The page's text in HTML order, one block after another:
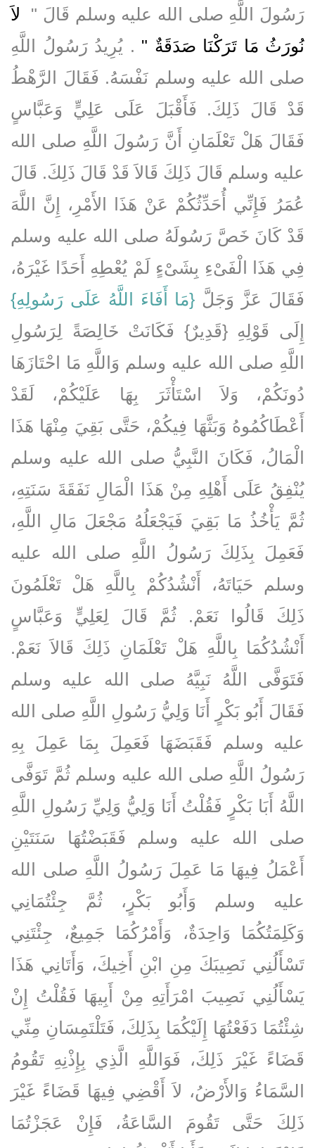
رَسُولَ اللَّهِ صلى الله عليه وسلم قَالَ ‏"
‏ لاَ
نُورَثُ مَا تَرَكْنَا صَدَقَةٌ ‏" ‏‏.‏ يُرِيدُ رَسُولُ اللَّهِ
صلى الله عليه وسلم نَفْسَهُ‏.‏ فَقَالَ الرَّهْطُ
قَدْ قَالَ ذَلِكَ‏.‏ فَأَقْبَلَ عَلَى عَلِيٍّ وَعَبَّاسٍ
فَقَالَ هَلْ تَعْلَمَانِ أَنَّ رَسُولَ اللَّهِ صلى الله
عليه وسلم قَالَ ذَلِكَ قَالاَ قَدْ قَالَ ذَلِكَ‏.‏ قَالَ
عُمَرُ فَإِنِّي أُحَدِّثُكُمْ عَنْ هَذَا الأَمْرِ، إِنَّ اللَّهَ
قَدْ كَانَ خَصَّ رَسُولَهُ صلى الله عليه وسلم
فِي هَذَا الْفَىْءِ بِشَىْءٍ لَمْ يُعْطِهِ أَحَدًا غَيْرَهُ،
فَقَالَ عَزَّ وَجَلَّ ‏‏ {‏مَا أَفَاءَ اللَّهُ عَلَى رَسُولِهِ‏}
إِلَى قَوْلِهِ ‏{‏قَدِيرٌ‏}‏ فَكَانَتْ خَالِصَةً لِرَسُولِ
اللَّهِ صلى الله عليه وسلم وَاللَّهِ مَا احْتَازَهَا
دُونَكُمْ، وَلاَ اسْتَأْثَرَ بِهَا عَلَيْكُمْ، لَقَدْ
أَعْطَاكُمُوهُ وَبَثَّهَا فِيكُمْ، حَتَّى بَقِيَ مِنْهَا هَذَا
الْمَالُ، فَكَانَ النَّبِيُّ صلى الله عليه وسلم
يُنْفِقُ عَلَى أَهْلِهِ مِنْ هَذَا الْمَالِ نَفَقَةَ سَنَتِهِ،
ثُمَّ يَأْخُذُ مَا بَقِيَ فَيَجْعَلُهُ مَجْعَلَ مَالِ اللَّهِ،
فَعَمِلَ بِذَلِكَ رَسُولُ اللَّهِ صلى الله عليه
وسلم حَيَاتَهُ، أَنْشُدُكُمْ بِاللَّهِ هَلْ تَعْلَمُونَ
ذَلِكَ قَالُوا نَعَمْ‏.‏ ثُمَّ قَالَ لِعَلِيٍّ وَعَبَّاسٍ
أَنْشُدُكُمَا بِاللَّهِ هَلْ تَعْلَمَانِ ذَلِكَ قَالاَ نَعَمْ‏.‏
فَتَوَفَّى اللَّهُ نَبِيَّهُ صلى الله عليه وسلم
فَقَالَ أَبُو بَكْرٍ أَنَا وَلِيُّ رَسُولِ اللَّهِ صلى الله
عليه وسلم فَقَبَضَهَا فَعَمِلَ بِمَا عَمِلَ بِهِ
رَسُولُ اللَّهِ صلى الله عليه وسلم ثُمَّ تَوَفَّى
اللَّهُ أَبَا بَكْرٍ فَقُلْتُ أَنَا وَلِيُّ وَلِيِّ رَسُولِ اللَّهِ
صلى الله عليه وسلم فَقَبَضْتُهَا سَنَتَيْنِ
أَعْمَلُ فِيهَا مَا عَمِلَ رَسُولُ اللَّهِ صلى الله
عليه وسلم وَأَبُو بَكْرٍ، ثُمَّ جِئْتُمَانِي
وَكَلِمَتُكُمَا وَاحِدَةٌ، وَأَمْرُكُمَا جَمِيعٌ، جِئْتَنِي
تَسْأَلُنِي نَصِيبَكَ مِنِ ابْنِ أَخِيكَ، وَأَتَانِي هَذَا
يَسْأَلُنِي نَصِيبَ امْرَأَتِهِ مِنْ أَبِيهَا فَقُلْتُ إِنْ
شِئْتُمَا دَفَعْتُهَا إِلَيْكُمَا بِذَلِكَ، فَتَلْتَمِسَانِ مِنِّي
قَضَاءً غَيْرَ ذَلِكَ، فَوَاللَّهِ الَّذِي بِإِذْنِهِ تَقُومُ
السَّمَاءُ وَالأَرْضُ، لاَ أَقْضِي فِيهَا قَضَاءً غَيْرَ
ذَلِكَ حَتَّى تَقُومَ السَّاعَةُ، فَإِنْ عَجَزْتُمَا